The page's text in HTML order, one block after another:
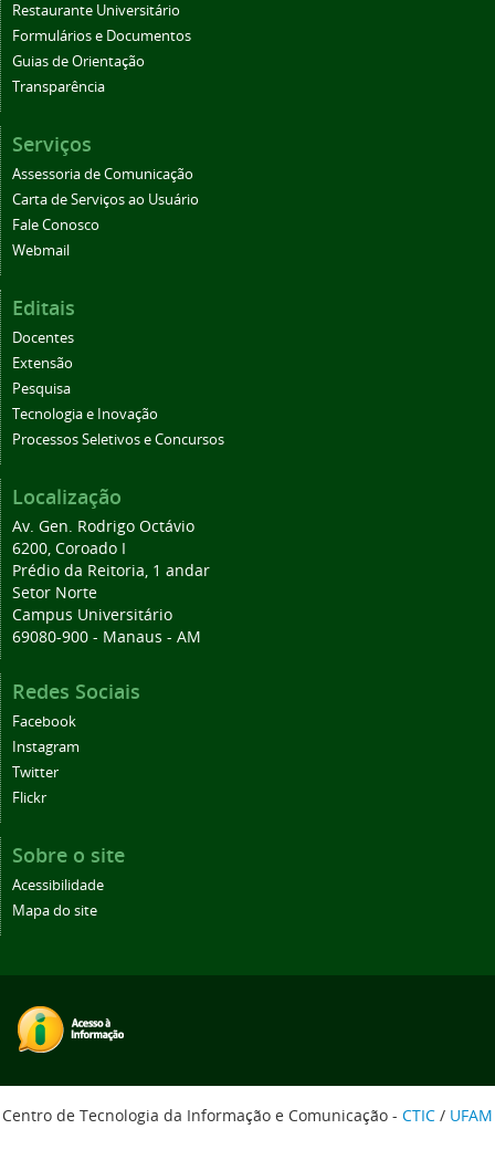
Restaurante Universitário
Formulários e Documentos
Guias de Orientação
Transparência
Serviços
Assessoria de Comunicação
Carta de Serviços ao Usuário
Fale Conosco
Webmail
Editais
Docentes
Extensão
Pesquisa
Tecnologia e Inovação
Processos Seletivos e Concursos
Localização
Av. Gen. Rodrigo Octávio
6200, Coroado I
Prédio da Reitoria, 1 andar
Setor Norte
Campus Universitário
69080-900 - Manaus - AM
Redes Sociais
Facebook
Instagram
Twitter
Flickr
Sobre o site
Acessibilidade
Mapa do site
Centro de Tecnologia da Informação e Comunicação - CTIC / UFAM